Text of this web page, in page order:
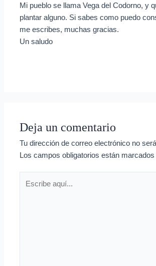
Mi pueblo se llama Vega del Codorno, y
plantar alguno. Si sabes como puedo
me escribes, muchas gracias.
Un saludo
Deja un comentario
Tu dirección de correo electrónico no
Los campos obligatorios están